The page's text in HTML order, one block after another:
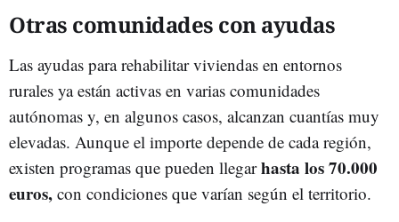
Otras comunidades con ayudas
Las ayudas para rehabilitar viviendas en entornos
rurales ya están activas en varias comunidades
autónomas y, en algunos casos, alcanzan cuantías muy
elevadas. Aunque el importe depende de cada región,
existen programas que pueden llegarhasta los 70.000
euros, con condiciones que varían según el territorio.